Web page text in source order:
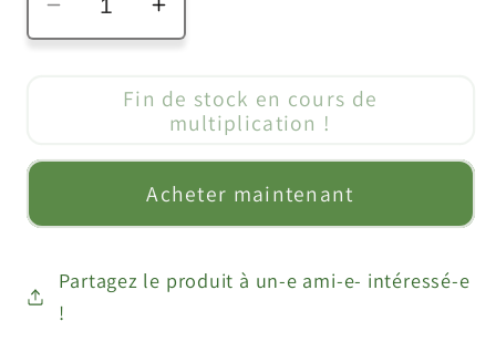
Réduire
la
cognassier
&quot;Ispolinskaja&quot;
géante
au
froid
Augmenter
la
de
cognassier
&quot;Ispolinskaja&quot;
variété
géante
au
Fin de stock en cours de
multiplication !
Acheter maintenant
Partagez le produit à un-e ami-e- intéressé-e
!